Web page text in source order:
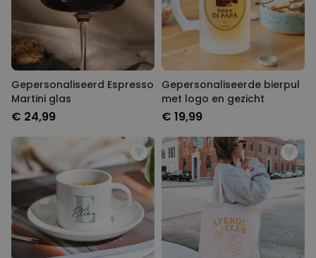
Gepersonaliseerd Espresso
Martini glas
€ 24,99
Gepersonaliseerde bierpul
met logo en gezicht
€ 19,99